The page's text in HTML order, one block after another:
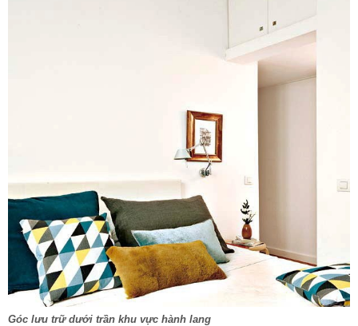
Góc lưu trữ dưới trần khu vực hành lang